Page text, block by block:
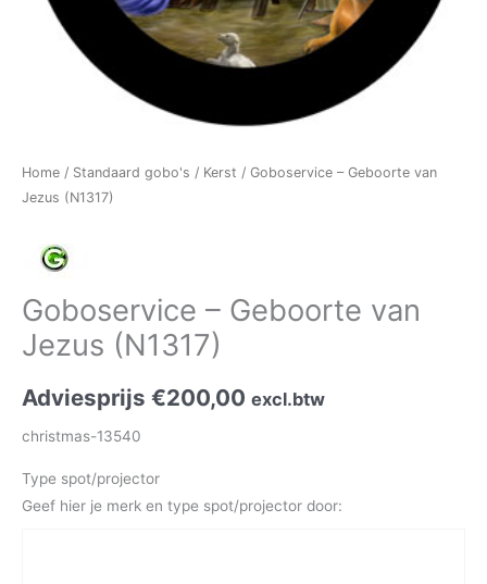
Home / Standaard gobo's / Kerst / Goboservice – Geboorte van
Jezus (N1317)
Goboservice – Geboorte van
Jezus (N1317)
Adviesprijs €200,00 excl.btw
christmas-13540
Type spot/projector
Geef hier je merk en type spot/projector door: